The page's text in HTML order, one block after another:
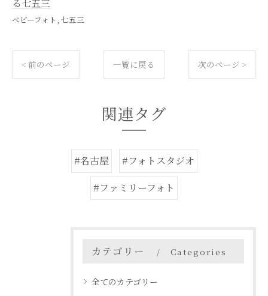
る七五三
ベビーフォト 七五三
< 前のページ 一覧に戻る 次のページ >
関連タグ
#名古屋
#フォトスタジオ
#ファミリーフォト
カテゴリー Categories
全てのカテゴリー